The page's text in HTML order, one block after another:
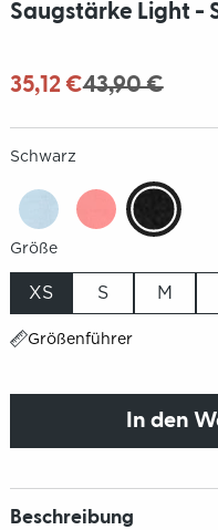
Saugstärke Light -
35,12 €43,90 €
Schwarz
Größe
XS S M
Größenführer
In den
Beschreibung